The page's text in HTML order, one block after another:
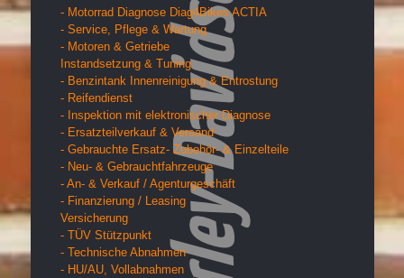
- Motorrad Diagnose Diag4Bikes ACTIA
- Service, Pflege & Wartung
- Motoren & Getriebe
Instandsetzung & Tuning
- Benzintank Innenreinigung & Entrostung
- Reifendienst
- Inspektion mit elektronischer Diagnose
- Ersatzteilverkauf & Versand
- Gebrauchte Ersatz- Zubehör- & Einzelteile
- Neu- & Gebrauchtfahrzeuge
- An- & Verkauf / Agenturgeschäft
- Finanzierung / Leasing
Versicherung
- TÜV Stützpunkt
- Technische Abnahmen
- HU/AU, Vollabnahmen